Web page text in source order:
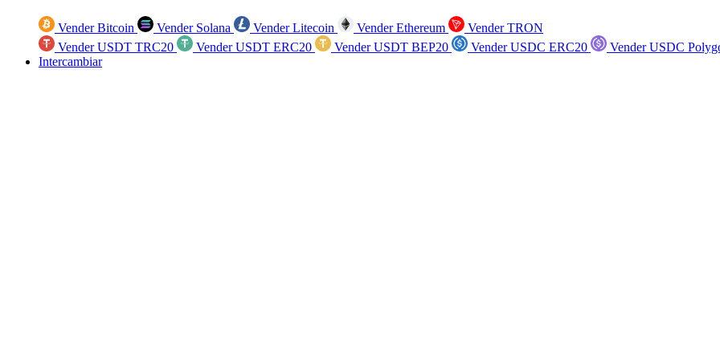
Vender Bitcoin Vender Solana Vender Litecoin Vender Ethereum
Vender TRON
Vender USDT TRC20
Vender USDT ERC20 Vender USDT BEP20 Vender USDC ERC20
Vender USDC
Intercambiar